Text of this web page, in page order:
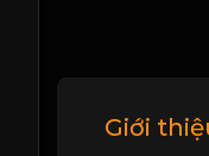
Giới